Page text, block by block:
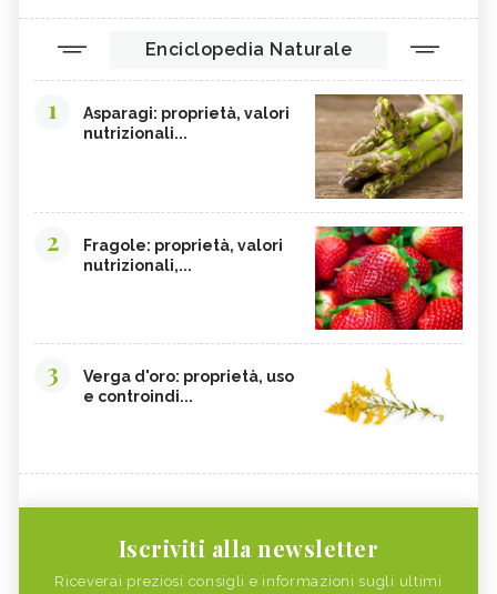
Enciclopedia Naturale
1
Asparagi: proprietà, valori
nutrizionali...
2
Fragole: proprietà, valori
nutrizionali,...
3
Verga d'oro: proprietà, uso
e controindi...
Iscriviti alla newsletter
Riceverai preziosi consigli e informazioni sugli ultimi